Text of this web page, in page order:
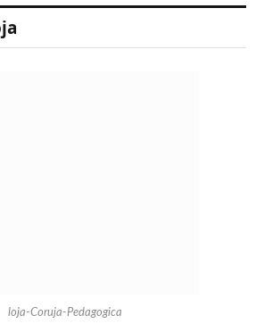
loja-Coruja-Pedagogica